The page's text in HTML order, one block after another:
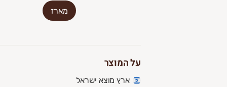
מארז
על המוצר
ארץ מוצא ישראל